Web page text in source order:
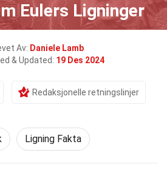
Eulers Ligninger
Av: Daniele Lamb
& Updated: 19 Des 2024
Redaksjonelle retningslinjer
Ligning Fakta